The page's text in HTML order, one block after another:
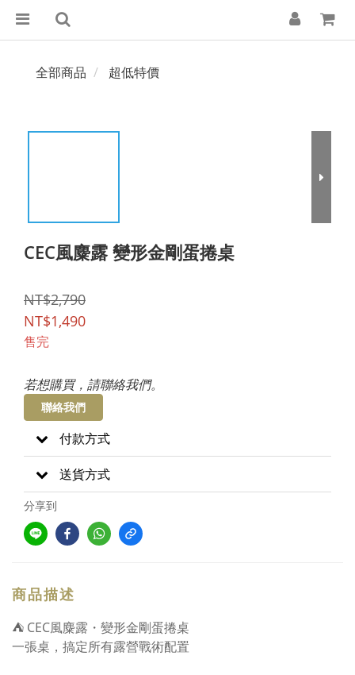
全部商品 超低特價
CEC風麋露 變形金剛蛋捲桌
NT$2,790
NT$1,490
售完
若想購買，請聯絡我們。
聯絡我們
付款方式
送貨方式
分享到
商品描述
⛺ CEC風麋露・變形金剛蛋捲桌
一張桌，搞定所有露營戰術配置